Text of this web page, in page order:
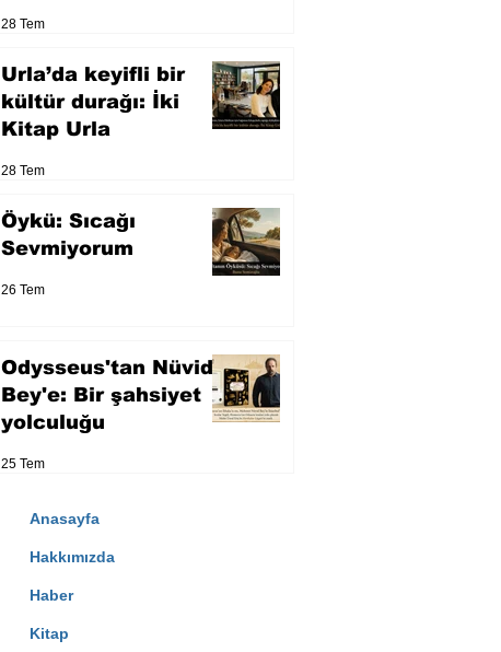
28 Tem
Urla’da keyifli bir
kültür durağı: İki
Kitap Urla
28 Tem
Öykü: Sıcağı
Sevmiyorum
26 Tem
Odysseus'tan Nüvid
Bey'e: Bir şahsiyet
yolculuğu
25 Tem
Anasayfa
Hakkımızda
Haber
Kitap